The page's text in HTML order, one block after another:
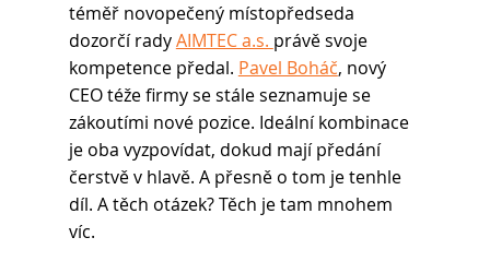
téměř novopečený místopředseda
dozorčí rady AIMTEC a.s. právě svoje
kompetence předal. Pavel Boháč, nový
CEO téže firmy se stále seznamuje se
zákoutími nové pozice. Ideální kombinace
je oba vyzpovídat, dokud mají předání
čerstvě v hlavě. A přesně o tom je tenhle
díl. A těch otázek? Těch je tam mnohem
víc.